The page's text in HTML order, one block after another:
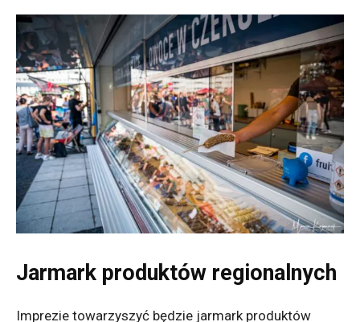
Jarmark produktów regionalnych
Imprezie towarzyszyć będzie jarmark produktów